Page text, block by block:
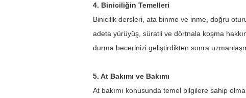
4. Biniciliğin Temelleri
Binicilik dersleri, ata binme ve inme, doğru
adeta yürüyüş, süratli ve dörtnala koşma
durma becerinizi geliştirdikten sonra
5. At Bakımı ve Bakımı
At bakımı konusunda temel bilgilere sahip